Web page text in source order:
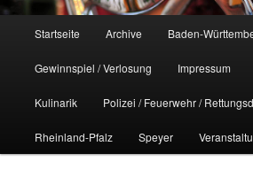
Startseite Archive Baden-
Gewinnspiel / Verlosung Impressum
Kulinarik Polizei / Feuerwehr /
Rheinland-Pfalz Speyer